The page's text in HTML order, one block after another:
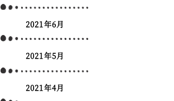
2021年6月
2021年5月
2021年4月